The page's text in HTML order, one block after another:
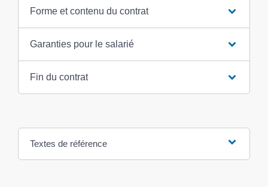
Forme et contenu du contrat
Garanties pour le salarié
Fin du contrat
Textes de référence